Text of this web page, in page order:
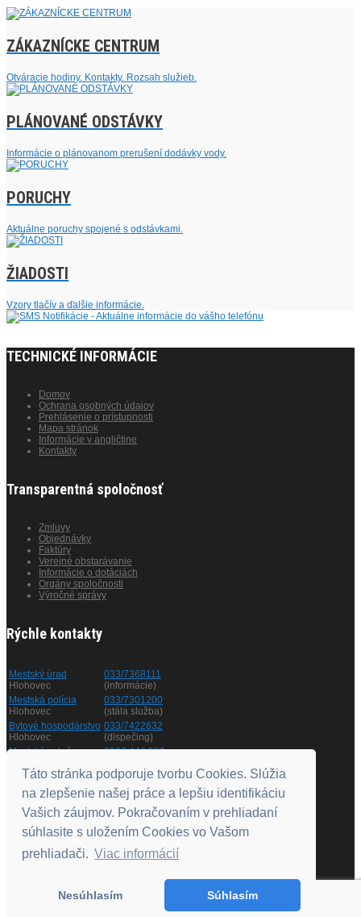
Táto stránka podporuje tvorbu Cookies. Slúžia
na zlepšenie našej práce a lepšiu identifikáciu
Vašich záujmov. Pokračovaním v prehliadaní
súhlasite s uložením Cookies vo Vašom
prehliadači. Viac informácií
Nesúhlasím Súhlasím
ZÁKAZNÍCKE CENTRUM
Otváracie hodiny. Kontakty. Rozsah služieb.
PLÁNOVANÉ ODSTÁVKY
Informácie o plánovanom prerušení dodávky vody.
PORUCHY
Aktuálne poruchy spojené s odstávkami.
ŽIADOSTI
Vzory tlačív a ďalšie informácie.
TECHNICKÉ INFORMÁCIE
Domov
Ochrana osobných údajov
Prehlásenie o prístupnosti
Mapa stránok
Informácie v angličtine
Kontakty
Transparentná spoločnosť
Zmluvy
Objednávky
Faktúry
Verejné obstarávanie
Informácie o dotáciách
Orgány spoločnosti
Výročné správy
Rýchle kontakty
Mestský úrad
Hlohovec
033/7368111
(informácie)
Mestská polícia
Hlohovec
033/7301200
(stála služba)
Bytové hospodárstvo
Hlohovec
033/7422632
(dispečing)
Mestská zeleň
0907 446 556
Otváracie hodiny
Utorok
nestránkový deň
nestránkový deň
8.00 - 11.00